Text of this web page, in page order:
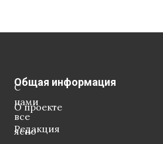
С
нами
все
ясно
Общая информация
О проекте
Редакция